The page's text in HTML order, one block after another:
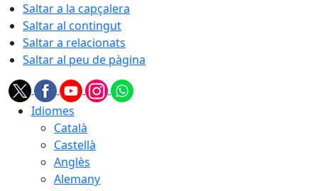
Saltar a la capçalera
Saltar al contingut
Saltar a relacionats
Saltar al peu de pàgina
Idiomes
Català
Castellà
Anglès
Alemany